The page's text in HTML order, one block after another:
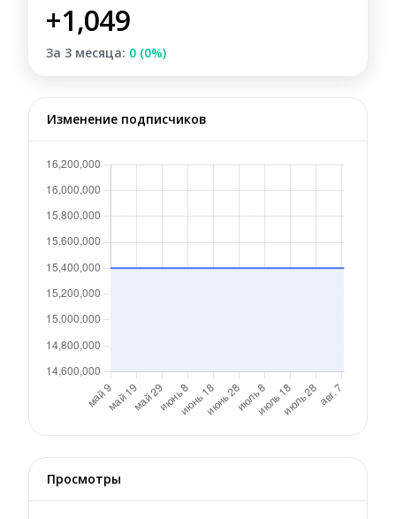
+1,049
За 3 месяца: 0 (0%)
Изменение подписчиков
Просмотры